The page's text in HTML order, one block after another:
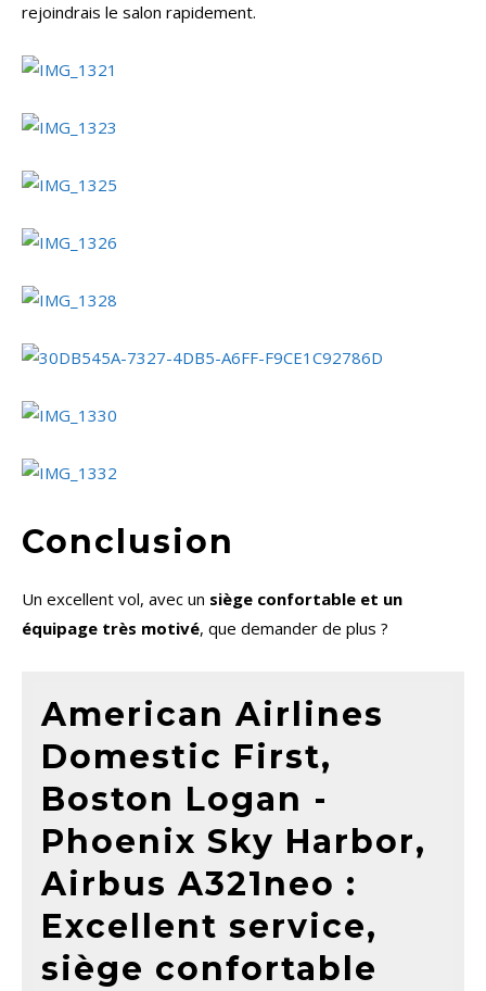
rejoindrais le salon rapidement.
Conclusion
Un excellent vol, avec un siège confortable et un
équipage très motivé, que demander de plus ?
American Airlines
Domestic First,
Boston Logan -
Phoenix Sky Harbor,
Airbus A321neo :
Excellent service,
siège confortable